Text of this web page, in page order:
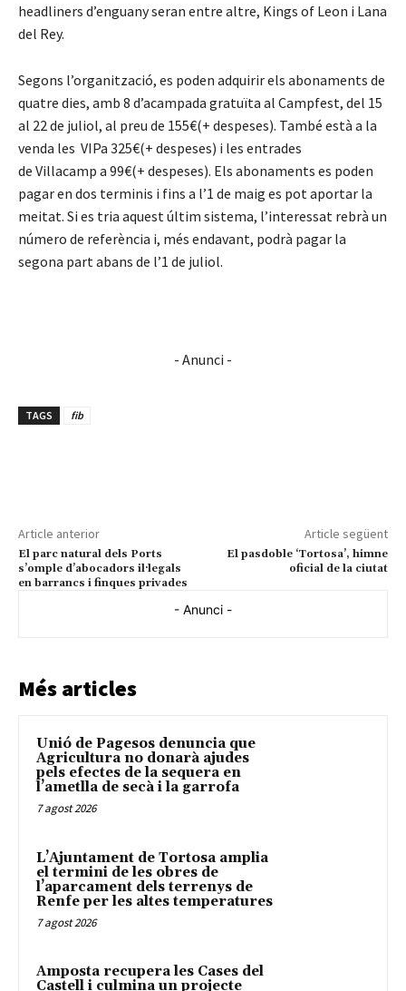
headliners d’enguany seran entre altre, Kings of Leon i Lana
del Rey.
Segons l’organització, es poden adquirir els abonaments de
quatre dies, amb 8 d’acampada gratuïta al Campfest, del 15
al 22 de juliol, al preu de 155€(+ despeses). També està a la
venda les VIPa 325€(+ despeses) i les entrades
de Villacamp a 99€(+ despeses). Els abonaments es poden
pagar en dos terminis i fins a l’1 de maig es pot aportar la
meitat. Si es tria aquest últim sistema, l’interessat rebrà un
número de referència i, més endavant, podrà pagar la
segona part abans de l’1 de juliol.
- Anunci -
TAGS fib
Article anterior
El parc natural dels Ports
s’omple d’abocadors il·legals
en barrancs i finques privades
Article següent
El pasdoble ‘Tortosa’, himne
oficial de la ciutat
- Anunci -
Més articles
Unió de Pagesos denuncia que
Agricultura no donarà ajudes
pels efectes de la sequera en
l’ametlla de secà i la garrofa
7 agost 2026
L’Ajuntament de Tortosa amplia
el termini de les obres de
l’aparcament dels terrenys de
Renfe per les altes temperatures
7 agost 2026
Amposta recupera les Cases del
Castell i culmina un projecte